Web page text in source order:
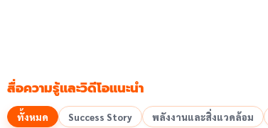
สื่อความรู้และวิดีโอแนะนำ
ทั้งหมด Success Story พลังงานและสิ่งแวดล้อม